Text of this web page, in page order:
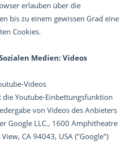
erlauben über die
bis zu einem gewissen Grad eine
Cookies.
Medien: Videos
Videos
die Youtube-Einbettungsfunktion
von Videos des Anbieters
Google LLC., 1600 Amphitheatre
CA 94043, USA ("Google")